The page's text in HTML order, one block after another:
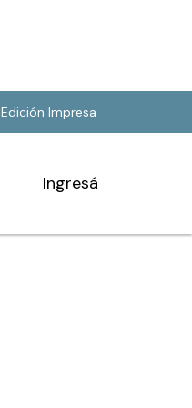
Edición Impresa
Ingresá